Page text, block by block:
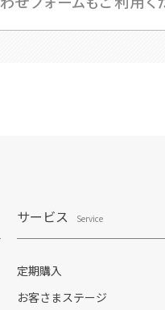
サービス Service
定期購入
お客さまステージ